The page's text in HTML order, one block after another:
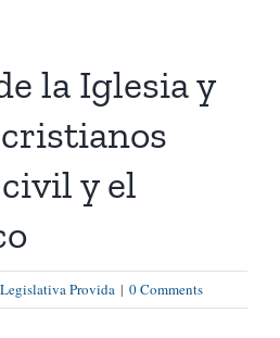
la Iglesia y
y el
Provida | 0 Comments